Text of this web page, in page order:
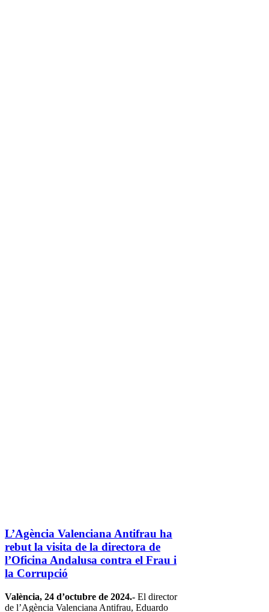
L’Agència Valenciana Antifrau ha
rebut la visita de la directora de
l’Oficina Andalusa contra el Frau i
la Corrupció
València, 24 d’octubre de 2024.- El director
de l’Agència Valenciana Antifrau, Eduardo